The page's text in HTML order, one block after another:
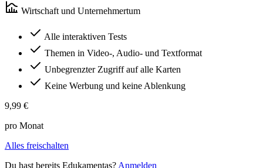
Wirtschaft und Unternehmertum
Alle interaktiven Tests
Themen in Video-, Audio- und Textformat
Unbegrenzter Zugriff auf alle Karten
Keine Werbung und keine Ablenkung
9,99 €
pro Monat
Alles freischalten
Du hast bereits Edukamentas? Anmelden